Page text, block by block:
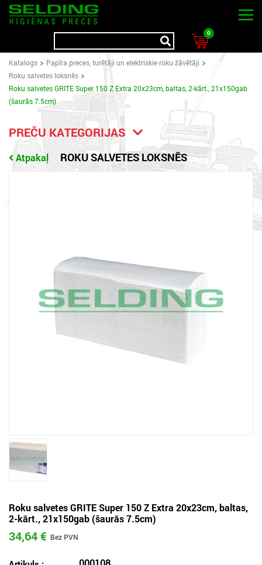
0
Katalogs
Papīra preces, turētāji un elektriskie roku žāvētāji
Roku salvetes loksnēs
Roku salvetes GRITE Super 150 Z Extra 20x23cm, baltas, 2-kārt., 21x150gab
(šaurās 7.5cm)
PREČU KATEGORIJAS
Atpakaļ ROKU SALVETES LOKSNĒS
Roku salvetes GRITE Super 150 Z Extra 20x23cm, baltas,
2-kārt., 21x150gab (šaurās 7.5cm)
34,64 €